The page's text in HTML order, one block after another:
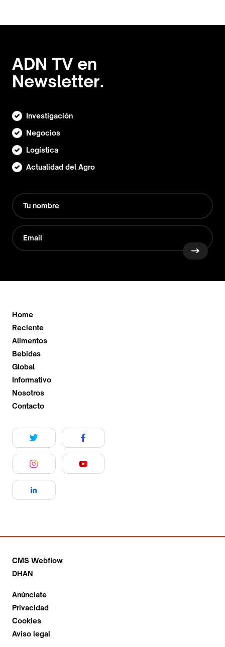
ADN TV en
Newsletter.
Investigación
Negocios
Logística
Actualidad del Agro
Home
Reciente
Alimentos
Bebidas
Global
Informativo
Nosotros
Contacto
CMS Webflow
DHAN
Anúnciate
Privacidad
Cookies
Aviso legal